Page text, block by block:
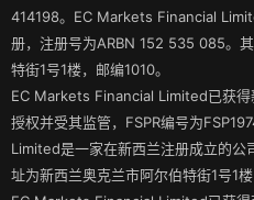
414198。EC Markets Financial
册，注册号为ARBN 152 535 085。
特街1号1楼，邮编1010。
EC Markets Financial Limited已获
授权并受其监管，FSPR编号为
Limited是一家在新西兰注册成立的
址为新西兰奥克兰市阿尔伯特街1号1楼